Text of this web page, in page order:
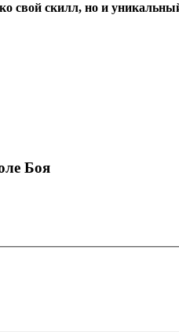
свой скилл, но и
Боя